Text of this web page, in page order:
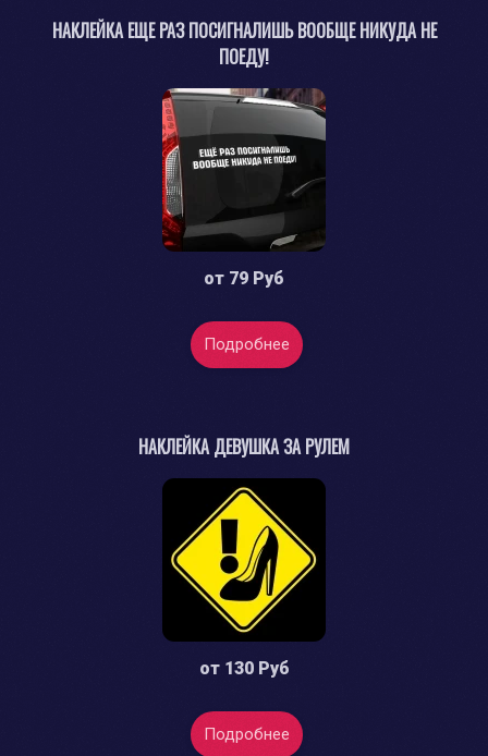
НАКЛЕЙКА ЕЩЕ РАЗ ПОСИГНАЛИШЬ ВООБЩЕ НИКУДА НЕ
ПОЕДУ!
от 79 Руб
Подробнее
НАКЛЕЙКА ДЕВУШКА ЗА РУЛЕМ
от 130 Руб
Подробнее